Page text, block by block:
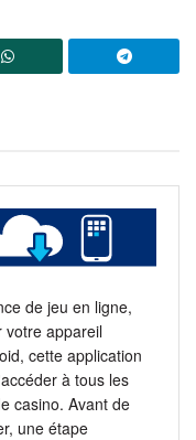
de jeu en ligne,
votre appareil
cette application
à tous les
casino. Avant de
une étape